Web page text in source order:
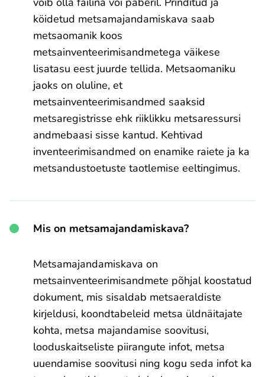
köidetud metsamajandamiskava saab
metsaomanik koos
metsainventeerimisandmetega väikese
lisatasu eest juurde tellida. Metsaomaniku
jaoks on oluline, et
metsainventeerimisandmed saaksid
metsaregistrisse ehk riiklikku metsaressursi
andmebaasi sisse kantud. Kehtivad
inventeerimisandmed on enamike raiete ja ka
metsandustoetuste taotlemise eeltingimus.
Mis on metsamajandamiskava?
Metsamajandamiskava on
metsainventeerimisandmete põhjal koostatud
dokument, mis sisaldab metsaeraldiste
kirjeldusi, koondtabeleid metsa üldnäitajate
kohta, metsa majandamise soovitusi,
looduskaitseliste piirangute infot, metsa
uuendamise soovitusi ning kogu seda infot ka